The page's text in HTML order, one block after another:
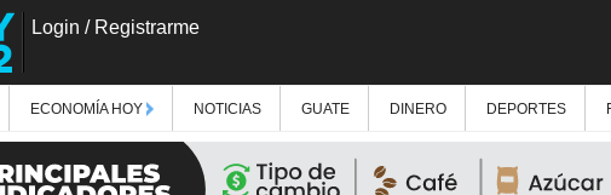
Login / Registrarme
ECONOMÍA HOY NOTICIAS GUATE DINERO DEPORTES